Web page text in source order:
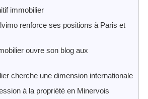
immobilier
renforce ses positions à Paris et
ouvre son blog aux
cherche une dimension internationale
à la propriété en Minervois